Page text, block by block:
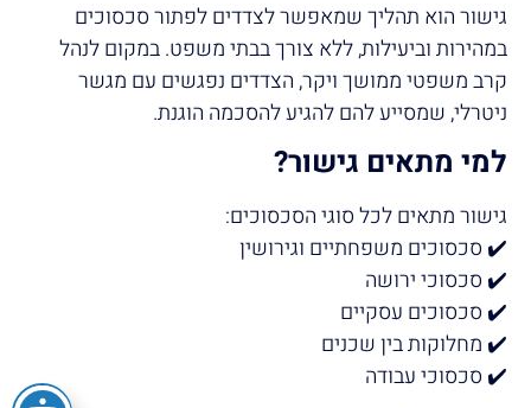
גישור הוא תהליך שמאפשר לצדדים לפתור סכסוכים
במהירות וביעילות, ללא צורך בבתי משפט. במקום לנהל
קרב משפטי ממושך ויקר, הצדדים נפגשים עם מגשר
ניטרלי, שמסייע להם להגיע להסכמה הוגנת.
למי מתאים גישור?
גישור מתאים לכל סוגי הסכסוכים:
✔️ סכסוכים משפחתיים וגירושין
✔️ סכסוכי ירושה
✔️ סכסוכים עסקיים
✔️ מחלוקות בין שכנים
✔️ סכסוכי עבודה